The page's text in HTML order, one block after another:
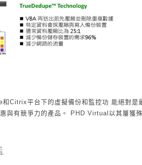
Citrix平台下的虛擬備份和監控功 能絕對
與有競爭力的產品。 PHD Virtual以其屢
消除停機時間，並滿足SLA's 任何應用程式